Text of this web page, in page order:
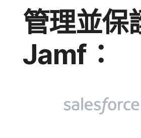
管理​並​保
Jamf：